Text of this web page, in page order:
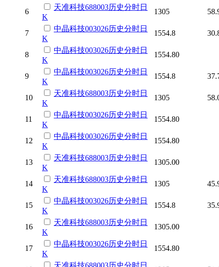
6
天准科技688003历史分时日
K
1305
7
中晶科技003026历史分时日
K
1554.8
8
中晶科技003026历史分时日
K
1554.80
9
中晶科技003026历史分时日
K
1554.8
10
天准科技688003历史分时日
K
1305
11
中晶科技003026历史分时日
K
1554.80
12
中晶科技003026历史分时日
K
1554.80
13
天准科技688003历史分时日
K
1305.00
14
天准科技688003历史分时日
K
1305
15
中晶科技003026历史分时日
K
1554.8
16
天准科技688003历史分时日
K
1305.00
17
中晶科技003026历史分时日
K
1554.80
天准科技688003历史分时日